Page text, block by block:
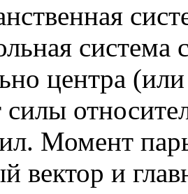
центра
Момент
вектор и